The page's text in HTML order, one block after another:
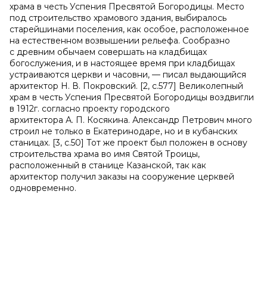
храма в честь Успения Пресвятой Богородицы. Место
под строительство храмового здания, выбиралось
старейшинами поселения, как особое, расположенное
на естественном возвышении рельефа. Сообразно
с древним обычаем совершать на кладбищах
богослужения, и в настоящее время при кладбищах
устраиваются церкви и часовни, — писал выдающийся
архитектор Н. В. Покровский. [2, с.577] Великолепный
храм в честь Успения Пресвятой Богородицы воздвигли
в 1912г. согласно проекту городского
архитектора А. П. Косякина. Александр Петрович много
строил не только в Екатеринодаре, но и в кубанских
станицах. [3, с.50] Тот же проект был положен в основу
строительства храма во имя Святой Троицы,
расположенный в станице Казанской, так как
архитектор получил заказы на сооружение церквей
одновременно.